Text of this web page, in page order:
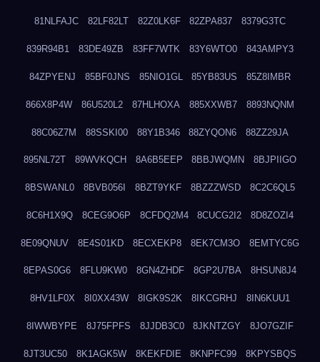
81NLFAJC 82LF82LT 82Z0LK6F 82ZPA837 8379G3TC
839R94B1 83DE49ZB 83FF7WTK 83Y6WTO0 843AMPY3
84ZPYENJ 85BF0JNS 85NIO1GL 85YB83US 85Z8IMBR
866X8P4W 86U520L2 87HLHOXA 885XXWB7 8893NQNM
88C06Z7M 88SSKI00 88Y1B346 88ZYQON6 88ZZ29JA
895NL72T 89WVKQCH 8A6B5EEP 8BBJWQMN 8BJPIIGO
8BSWANL0 8BVB056I 8BZT9YKF 8BZZZWSD 8C2C6QL5
8C6H1X9Q 8CEG9O6P 8CFDQ2M4 8CUCG2I2 8D8ZOZI4
8E09QNUV 8E4S01KD 8ECXEKP8 8EK7CM3O 8EMTYC6G
8EPAS0G6 8FLU9KW0 8GN4ZHDF 8GP2U7BA 8HSUN8J4
8HV1LF0X 8I0XX43W 8IGK9S2K 8IKCGRHJ 8IN6KUU1
8IWWBYPE 8J75FPFS 8JJDB3C0 8JKNTZGY 8JO7GZIF
8JT3UC50 8K1AGK5W 8KEKFDIE 8KNPFC99 8KPYSBQS